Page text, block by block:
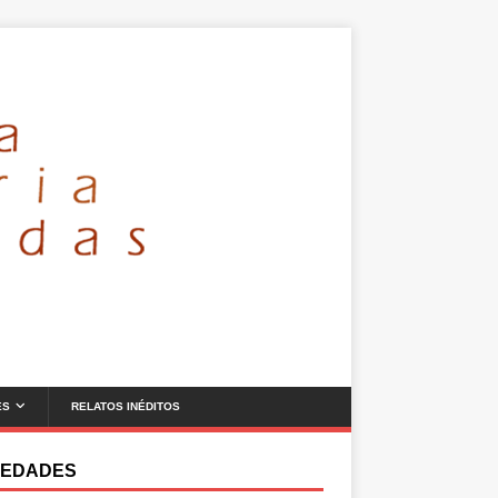
RELATOS INÉDITOS